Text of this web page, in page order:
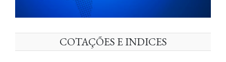
COTAÇÕES E INDICES